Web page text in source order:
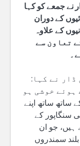
نے جمعے کو کہا
کے دوران
لیے گئے 11 پاکستانیوں کے علاوہ
کے تعاون سے
ڈار نے کہا:
ہوئے خوشی ہو
کے ساتھ ساتھ اپنے
کی بھی سنگاپور کے
ہیں، جو ان
سمندروں